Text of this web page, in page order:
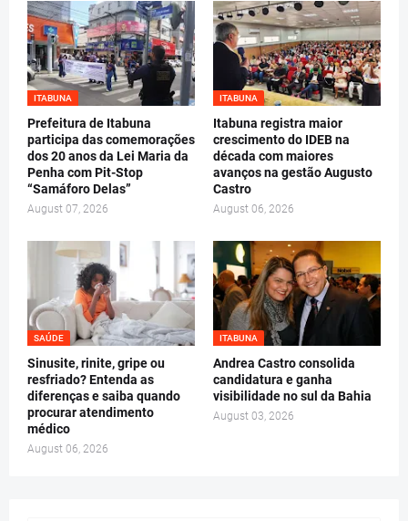
ITABUNA
Prefeitura de Itabuna
participa das comemorações
dos 20 anos da Lei Maria da
Penha com Pit-Stop
“Samáforo Delas”
August 07, 2026
ITABUNA
Itabuna registra maior
crescimento do IDEB na
década com maiores
avanços na gestão Augusto
Castro
August 06, 2026
SAÚDE
Sinusite, rinite, gripe ou
resfriado? Entenda as
diferenças e saiba quando
procurar atendimento
médico
August 06, 2026
ITABUNA
Andrea Castro consolida
candidatura e ganha
visibilidade no sul da Bahia
August 03, 2026